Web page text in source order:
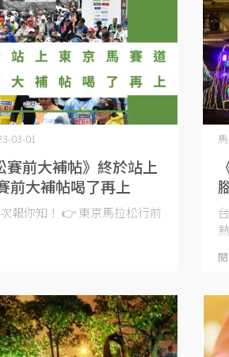
賽前大補帖》終於站上
前大補帖喝了再上
03-01
報你知！ 👉 東京馬拉松行前